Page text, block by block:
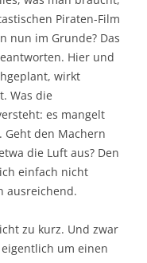
Piraten-Film
nun im Grunde? Das
Hier und
wirkt
Was die
es mangelt
den Machern
die Luft aus? Den
einfach nicht
ausreichend.
zu kurz. Und zwar
um einen